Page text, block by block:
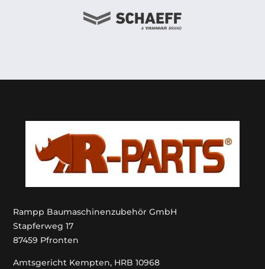
Rampp Baumaschinenzubehör GmbH
Stapferweg 17
87459 Pfronten
Amtsgericht Kempten, HRB 10968